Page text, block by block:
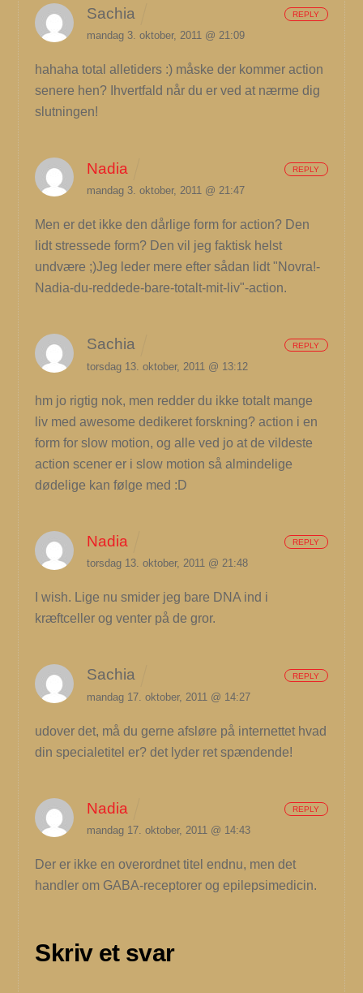
Sachia
mandag 3. oktober, 2011 @ 21:09
hahaha total alletiders :) måske der kommer action
senere hen? Ihvertfald når du er ved at nærme dig
slutningen!
REPLY
Nadia
mandag 3. oktober, 2011 @ 21:47
Men er det ikke den dårlige form for action? Den
lidt stressede form? Den vil jeg faktisk helst
undvære ;)Jeg leder mere efter sådan lidt "Novra!-
Nadia-du-reddede-bare-totalt-mit-liv"-action.
REPLY
Sachia
torsdag 13. oktober, 2011 @ 13:12
hm jo rigtig nok, men redder du ikke totalt mange
liv med awesome dedikeret forskning? action i en
form for slow motion, og alle ved jo at de vildeste
action scener er i slow motion så almindelige
dødelige kan følge med :D
REPLY
Nadia
torsdag 13. oktober, 2011 @ 21:48
I wish. Lige nu smider jeg bare DNA ind i
kræftceller og venter på de gror.
REPLY
Sachia
mandag 17. oktober, 2011 @ 14:27
udover det, må du gerne afsløre på internettet hvad
din specialetitel er? det lyder ret spændende!
REPLY
Nadia
mandag 17. oktober, 2011 @ 14:43
Der er ikke en overordnet titel endnu, men det
handler om GABA-receptorer og epilepsimedicin.
REPLY
Skriv et svar